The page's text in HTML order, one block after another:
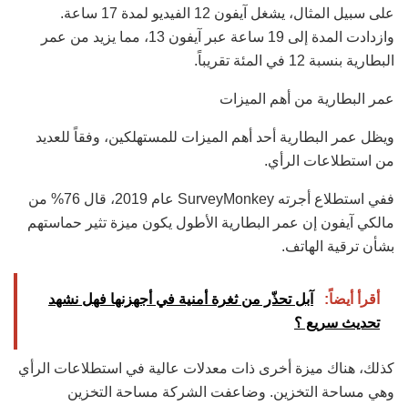
على سبيل المثال، يشغل آيفون 12 الفيديو لمدة 17 ساعة.
وازدادت المدة إلى 19 ساعة عبر آيفون 13، مما يزيد من عمر
البطارية بنسبة 12 في المئة تقريباً.
عمر البطارية من أهم الميزات
ويظل عمر البطارية أحد أهم الميزات للمستهلكين، وفقاً للعديد
من استطلاعات الرأي.
ففي استطلاع أجرته SurveyMonkey عام 2019، قال 76% من
مالكي آيفون إن عمر البطارية الأطول يكون ميزة تثير حماستهم
بشأن ترقية الهاتف.
أقرأ أيضاً:
آبل تحذّر من ثغرة أمنية في أجهزنها فهل نشهد
تحديث سريع ؟
كذلك، هناك ميزة أخرى ذات معدلات عالية في استطلاعات الرأي
وهي مساحة التخزين. وضاعفت الشركة مساحة التخزين